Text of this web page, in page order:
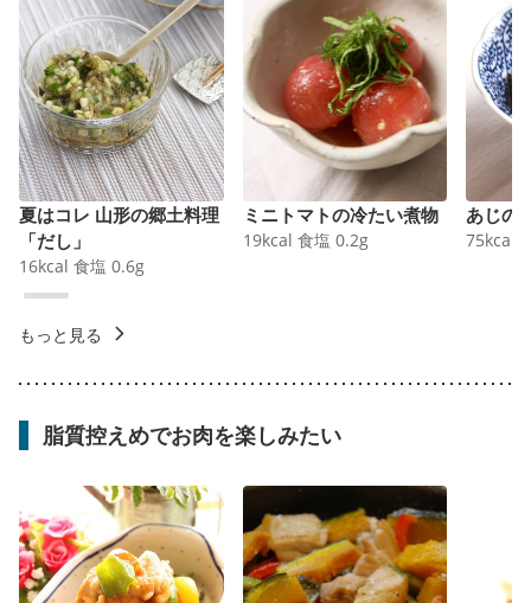
夏はコレ 山形の郷土料理
「だし」
16kcal 食塩 0.6g
ミニトマトの冷たい煮物
19kcal 食塩 0.2g
あじの
75kcal
もっと見る
脂質控えめでお肉を楽しみたい